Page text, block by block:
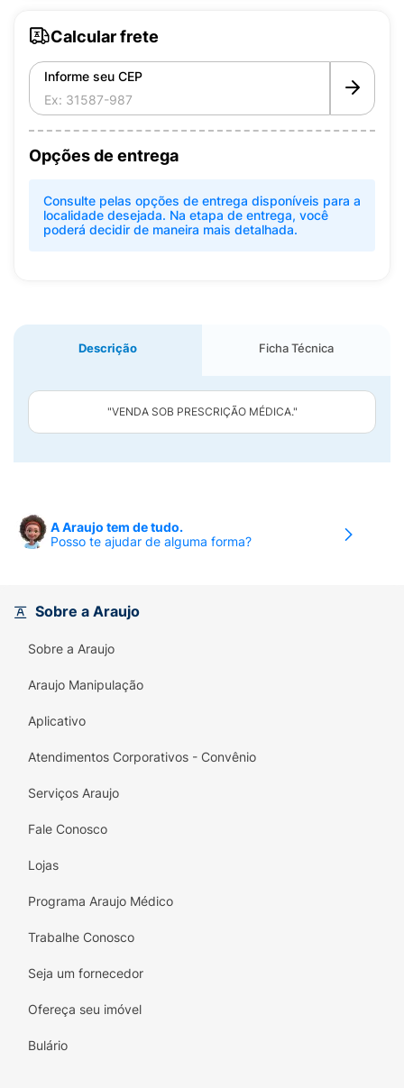
Calcular frete
Informe seu CEP
Opções de entrega
Consulte pelas opções de entrega disponíveis para a
localidade desejada. Na etapa de entrega, você
poderá decidir de maneira mais detalhada.
Descrição Ficha Técnica
"VENDA SOB PRESCRIÇÃO MÉDICA."
A Araujo tem de tudo.
Posso te ajudar de alguma forma?
Sobre a Araujo
Sobre a Araujo
Araujo Manipulação
Aplicativo
Atendimentos Corporativos - Convênio
Serviços Araujo
Fale Conosco
Lojas
Programa Araujo Médico
Trabalhe Conosco
Seja um fornecedor
Ofereça seu imóvel
Bulário